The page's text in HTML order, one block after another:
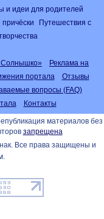
и идеи для родителей
причёски
Путешествия с
Реклама на
портала
Отзывы
вопросы (FAQ)
Контакты
материалов без
запрещена
Все права защищены и